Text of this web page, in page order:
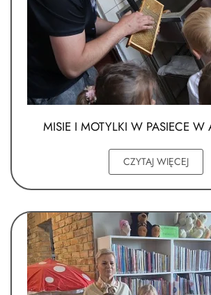
MISIE I MOTYLKI W PASIECE W
CZYTAJ WIĘCEJ